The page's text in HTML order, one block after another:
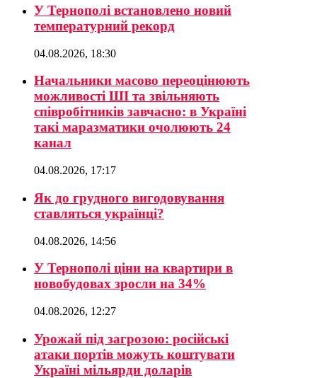
У Тернополі встановлено новий
температурний рекорд
04.08.2026, 18:30
Начальники масово переоцінюють
можливості ШІ та звільняють
співробітників завчасно: в Україні
такі маразматики очолюють 24
канал
04.08.2026, 17:17
Як до грудного вигодовування
ставляться українці?
04.08.2026, 14:56
У Тернополі ціни на квартири в
новобудовах зросли на 34%
04.08.2026, 12:27
Урожай під загрозою: російські
атаки портів можуть коштувати
Україні мільярди доларів